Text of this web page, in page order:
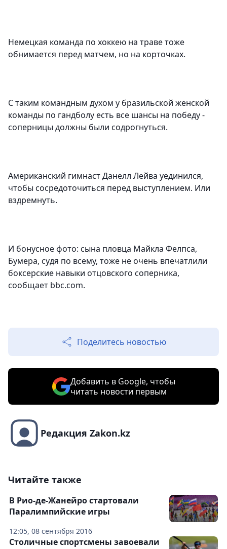
Немецкая команда по хоккею на траве тоже
обнимается перед матчем, но на корточках.
С таким командным духом у бразильской женской
команды по гандболу есть все шансы на победу -
соперницы должны были содрогнуться.
Американский гимнаст Данелл Лейва уединился,
чтобы сосредоточиться перед выступлением. Или
вздремнуть.
И бонусное фото: сына пловца Майкла Фелпса,
Бумера, судя по всему, тоже не очень впечатлили
боксерские навыки отцовского соперника,
сообщает bbc.com.
Поделитесь новостью
Добавить в Google, чтобы
читать новости первым
Редакция Zakon.kz
Читайте также
12:05, 08 сентября 2016
В Рио-де-Жанейро стартовали
Паралимпийские игры
Столичные спортсмены завоевали